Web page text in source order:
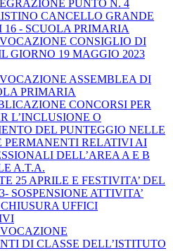
PUNTO N. 4
CANCELLO GRANDE
- SCUOLA PRIMARIA
CONSIGLIO DI
GIORNO 19 MAGGIO 2023
ASSEMBLEA DI
PRIMARIA
CONCORSI PER
L’INCLUSIONE O
DEL PUNTEGGIO NELLE
PERMANENTI RELATIVI AI
DELL’AREA A E B
A.T.A.
25 APRILE E FESTIVITA’ DEL
SOSPENSIONE ATTIVITA’
UFFICI
DI CLASSE DELL’ISTITUTO